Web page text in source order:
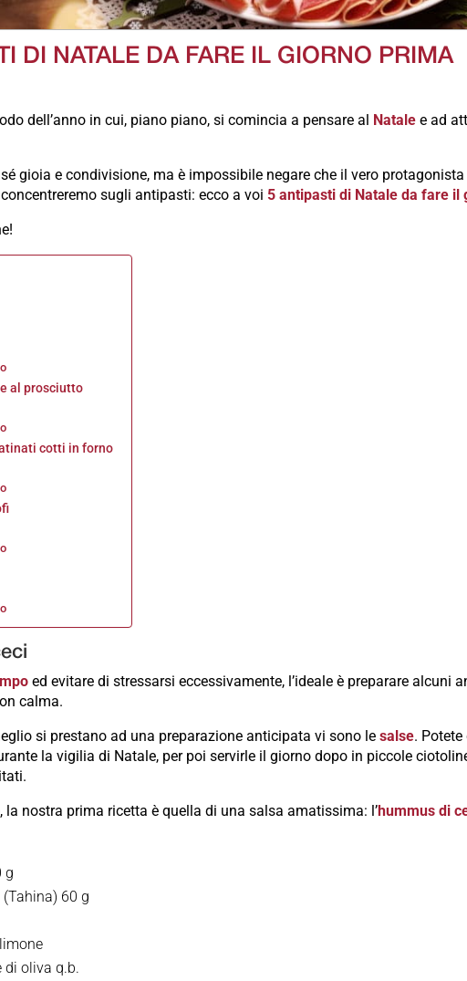
DI NATALE DA FARE IL GIORNO PRIMA
dell’anno in cui, piano piano, si comincia a pensare al Natale e ad
gioia e condivisione, ma è impossibile negare che il vero
sugli antipasti: ecco a voi 5 antipasti di Natale da fare il
al prosciutto
cotti in forno
ed evitare di stressarsi eccessivamente, l’ideale è preparare alcuni
calma.
si prestano ad una preparazione anticipata vi sono lesalse.
la vigilia di Natale, per poi servirle il giorno dopo in piccole
la nostra prima ricetta è quella di una salsa amatissima: l’hummus di
g
60 g
di oliva q.b.